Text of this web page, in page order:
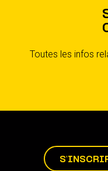
Toutes les infos